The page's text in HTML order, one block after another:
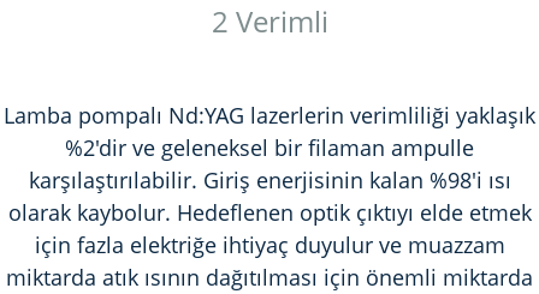
2 Verimli
Lamba pompalı Nd:YAG lazerlerin verimliliği yaklaşık
%2'dir ve geleneksel bir filaman ampulle
karşılaştırılabilir. Giriş enerjisinin kalan %98'i ısı
olarak kaybolur. Hedeflenen optik çıktıyı elde etmek
için fazla elektriğe ihtiyaç duyulur ve muazzam
miktarda atık ısının dağıtılması için önemli miktarda